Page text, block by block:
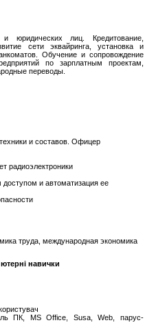
юридических лиц. Кредитование,
сети эквайринга, установка и
Обучение и сопровождение
по зарплатным проектам,
переводы.
и составов. Офицер
радиоэлектроники
и автоматизация ее
труда, международная экономика
навички
ПК, MS Office, Susa, Web, парус-